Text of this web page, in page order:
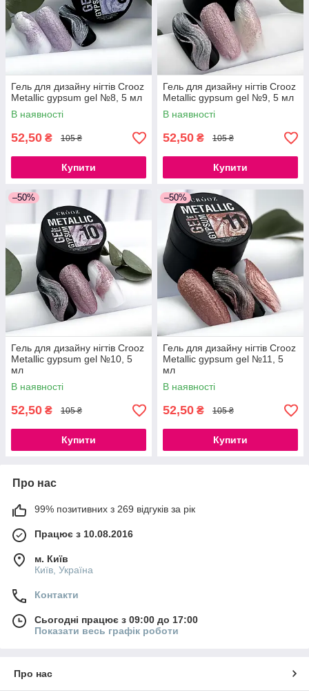
Гель для дизайну нігтів Crooz
Metallic gypsum gel №8, 5 мл
В наявності
52,50 ₴ 105 ₴
Купити
Гель для дизайну нігтів Crooz
Metallic gypsum gel №9, 5 мл
В наявності
52,50 ₴ 105 ₴
Купити
–50%
Гель для дизайну нігтів Crooz
Metallic gypsum gel №10, 5
мл
В наявності
52,50 ₴ 105 ₴
Купити
–50%
Гель для дизайну нігтів Crooz
Metallic gypsum gel №11, 5
мл
В наявності
52,50 ₴ 105 ₴
Купити
Про нас
99% позитивних з 269 відгуків за рік
Працює з 10.08.2016
м. Київ
Київ, Україна
Контакти
Сьогодні працює з 09:00 до 17:00
Показати весь графік роботи
Про нас